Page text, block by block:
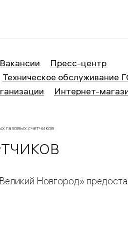
Вакансии
Пресс-центр
Техническое обслуживание
Интернет-
газовых счетчиков
Новгород»